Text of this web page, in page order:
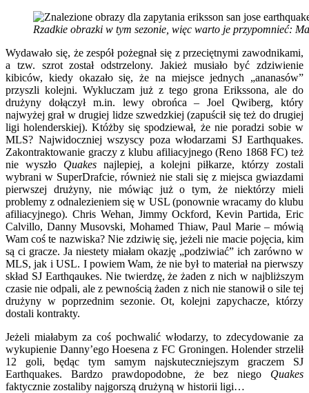
Rzadkie obrazki w tym sezonie, więc warto je przypomnieć:
Wydawało się, że zespół pożegnał się z przeciętnymi zawodnikami,
a tzw. szrot został odstrzelony. Jakież musiało być zdziwienie
kibiców, kiedy okazało się, że na miejsce jednych „ananasów”
przyszli kolejni. Wykluczam już z tego grona Erikssona, ale do
drużyny dołączył m.in. lewy obrońca – Joel Qwiberg, który
najwyżej grał w drugiej lidze szwedzkiej (zapuścił się też do drugiej
ligi holenderskiej). Któżby się spodziewał, że nie poradzi sobie w
MLS? Najwidoczniej wszyscy poza włodarzami SJ Earthquakes.
Zakontraktowanie graczy z klubu afiliacyjnego (Reno 1868 FC) też
nie wyszło Quakesnajlepiej, a kolejni piłkarze, którzy zostali
wybrani w SuperDrafcie, również nie stali się z miejsca gwiazdami
pierwszej drużyny, nie mówiąc już o tym, że niektórzy mieli
problemy z odnalezieniem się w USL (ponownie wracamy do klubu
afiliacyjnego). Chris Wehan, Jimmy Ockford, Kevin Partida, Eric
Calvillo, Danny Musovski, Mohamed Thiaw, Paul Marie – mówią
Wam coś te nazwiska? Nie zdziwię się, jeżeli nie macie pojęcia, kim
są ci gracze. Ja niestety miałam okazję „podziwiać” ich zarówno w
MLS, jak i USL. I powiem Wam, że nie był to materiał na pierwszy
skład SJ Earthqaukes. Nie twierdzę, że żaden z nich w najbliższym
czasie nie odpali, ale z pewnością żaden z nich nie stanowił o sile tej
drużyny w poprzednim sezonie. Ot, kolejni zapychacze, którzy
dostali kontrakty.
Jeżeli miałabym za coś pochwalić włodarzy, to zdecydowanie za
wykupienie Danny’ego Hoesena z FC Groningen. Holender strzelił
12 goli, będąc tym samym najskuteczniejszym graczem SJ
Earthquakes. Bardzo prawdopodobne, że bez niego Quakes
faktycznie zostaliby najgorszą drużyną w historii ligi…